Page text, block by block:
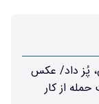
پُز داد/ عکس
از کار